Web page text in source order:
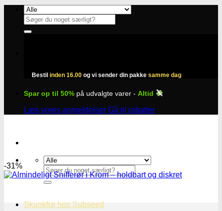
Fortsæt
indhold
Søg
efter:
Bestil inden 16.00 og vi sender din pakke samme dag
Spar op til 50% på udvalgte varer - Altid
Læs vores anmeldelser Gå til rabatter
Søg
efter:
Skunkfrø hos Subseed
-31%